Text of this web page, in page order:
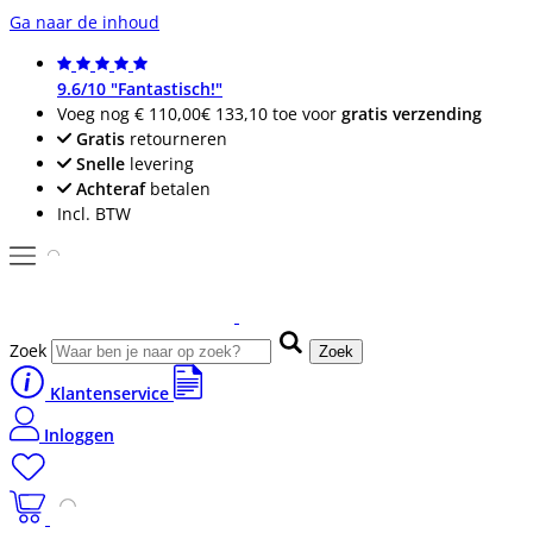
Ga naar de inhoud
9.6/10 "Fantastisch!"
Voeg nog € 110,00€ 133,10 toe voor gratis verzending
Gratis retourneren
Snelle levering
Achterafbetalen
Incl. BTW
Zoek Zoek
Klantenservice
Inloggen